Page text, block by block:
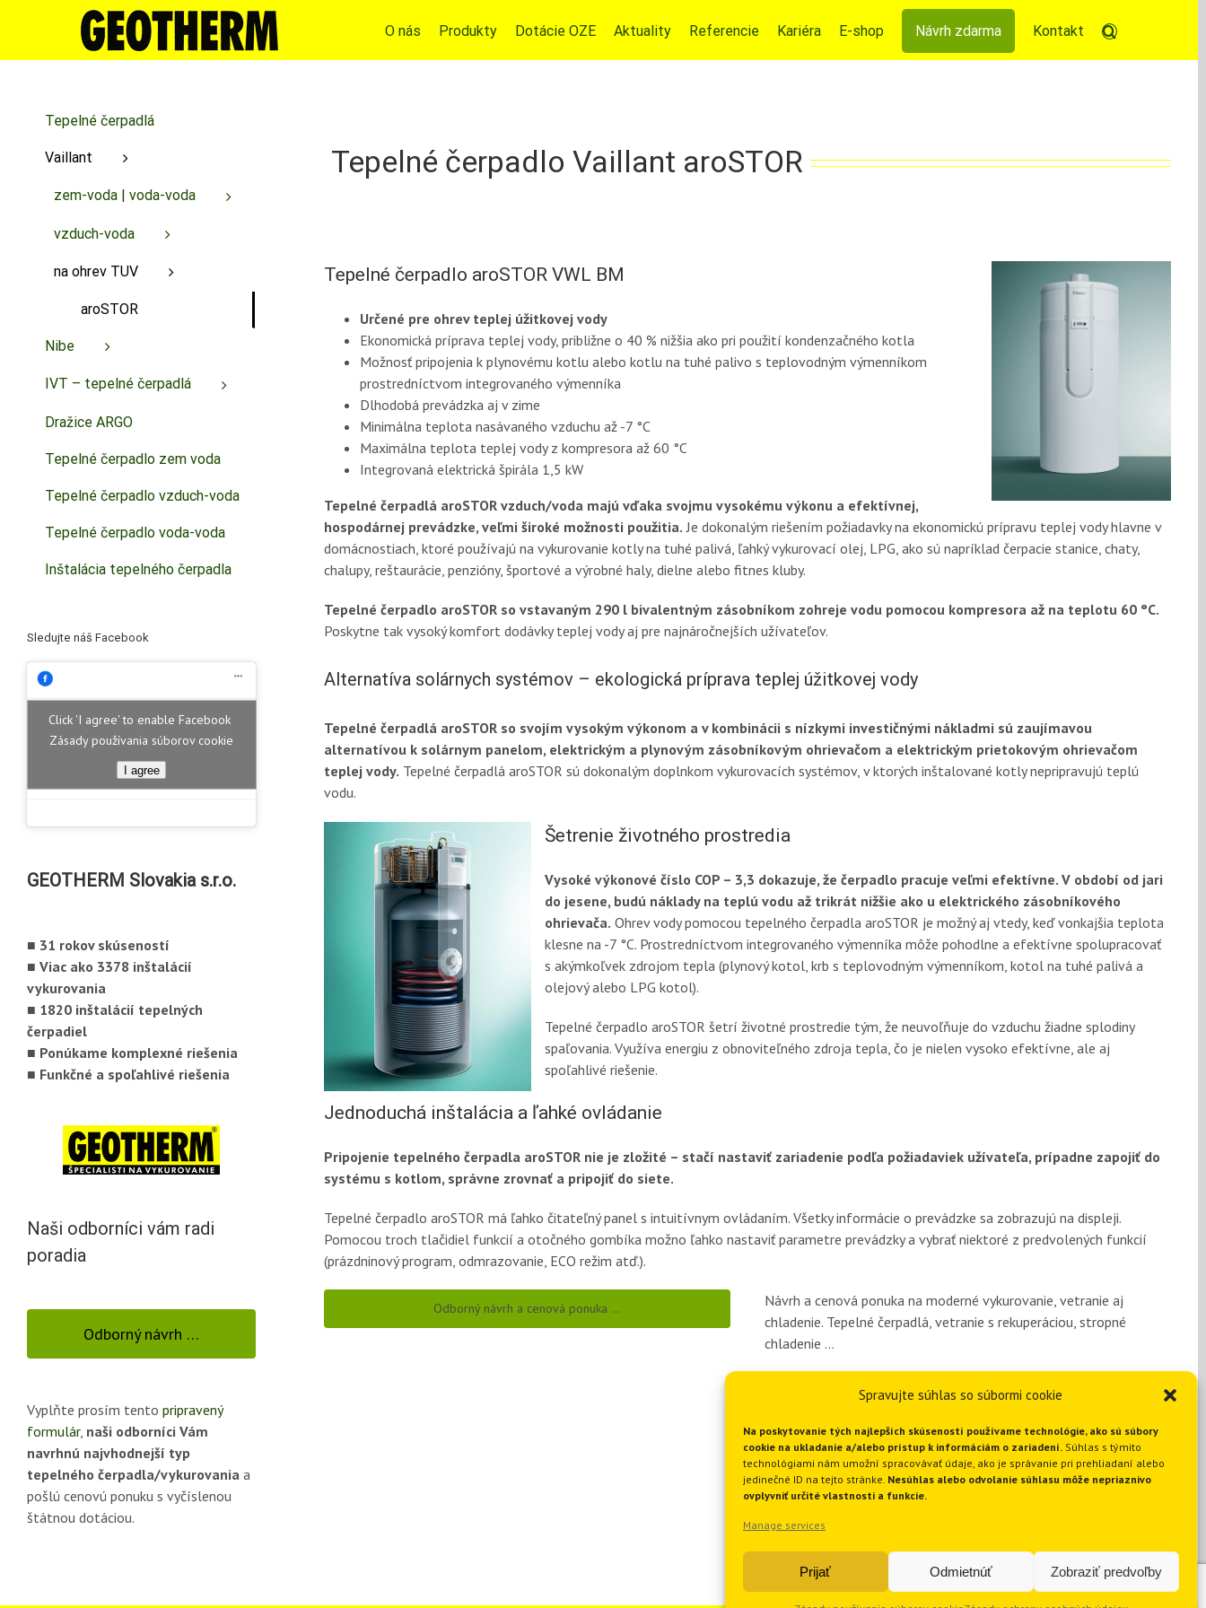
Spravujte súhlas so súbormi cookie
Na poskytovanie tých najlepších skúseností používame technológie, ako sú súbory
cookie na ukladanie a/alebo prístup k informáciám o zariadení. Súhlas s týmito
technológiami nám umožní spracovávať údaje, ako je správanie pri prehliadaní alebo
jedinečné ID na tejto stránke. Nesúhlas alebo odvolanie súhlasu môže nepriaznivo
ovplyvniť určité vlastnosti a funkcie.
Manage services
Prijať Odmietnúť Zobraziť predvoľby
O nás Produkty Dotácie OZE Aktuality Referencie Kariéra E-shop Návrh zdarma Kontakt
Tepelné čerpadlo Vaillant aroSTOR
Tepelné čerpadlo aroSTOR VWL BM
Určené pre ohrev teplej úžitkovej vody
Ekonomická príprava teplej vody, približne o 40 % nižšia ako pri použití kondenzačného kotla
Možnosť pripojenia k plynovému kotlu alebo kotlu na tuhé palivo s teplovodným výmenníkom
prostredníctvom integrovaného výmenníka
Dlhodobá prevádzka aj v zime
Minimálna teplota nasávaného vzduchu až -7 °C
Maximálna teplota teplej vody z kompresora až 60 °C
Integrovaná elektrická špirála 1,5 kW
Tepelné čerpadlá aroSTOR vzduch/voda majú vďaka svojmu vysokému výkonu a efektívnej,
hospodárnej prevádzke, veľmi široké možnosti použitia. Je dokonalým riešením požiadavky na ekonomickú prípravu teplej vody hlavne v
domácnostiach, ktoré používajú na vykurovanie kotly na tuhé palivá, ľahký vykurovací olej, LPG, ako sú napríklad čerpacie stanice, chaty,
chalupy, reštaurácie, penzióny, športové a výrobné haly, dielne alebo fitnes kluby.
Tepelné čerpadlo aroSTOR so vstavaným 290 l bivalentným zásobníkom zohreje vodu pomocou kompresora až na teplotu 60 °C.
Poskytne tak vysoký komfort dodávky teplej vody aj pre najnáročnejších užívateľov.
Alternatíva solárnych systémov – ekologická príprava teplej úžitkovej vody
Tepelné čerpadlá aroSTOR so svojím vysokým výkonom a v kombinácii s nízkymi investičnými nákladmi sú zaujímavou
alternatívou k solárnym panelom, elektrickým a plynovým zásobníkovým ohrievačom a elektrickým prietokovým ohrievačom
teplej vody. Tepelné čerpadlá aroSTOR sú dokonalým doplnkom vykurovacích systémov, v ktorých inštalované kotly nepripravujú teplú
vodu.
Šetrenie životného prostredia
Vysoké výkonové číslo COP – 3,3 dokazuje, že čerpadlo pracuje veľmi efektívne. V období od jari
do jesene, budú náklady na teplú vodu až trikrát nižšie ako u elektrického zásobníkového
ohrievača. Ohrev vody pomocou tepelného čerpadla aroSTOR je možný aj vtedy, keď vonkajšia teplota
klesne na -7 °C. Prostredníctvom integrovaného výmenníka môže pohodlne a efektívne spolupracovať
s akýmkoľvek zdrojom tepla (plynový kotol, krb s teplovodným výmenníkom, kotol na tuhé palivá a
olejový alebo LPG kotol).
Tepelné čerpadlo aroSTOR šetrí životné prostredie tým, že neuvoľňuje do vzduchu žiadne splodiny
spaľovania. Využíva energiu z obnoviteľného zdroja tepla, čo je nielen vysoko efektívne, ale aj
spoľahlivé riešenie.
Jednoduchá inštalácia a ľahké ovládanie
Pripojenie tepelného čerpadla aroSTOR nie je zložité – stačí nastaviť zariadenie podľa požiadaviek užívateľa, prípadne zapojiť do
systému s kotlom, správne zrovnať a pripojiť do siete.
Tepelné čerpadlo aroSTOR má ľahko čitateľný panel s intuitívnym ovládaním. Všetky informácie o prevádzke sa zobrazujú na displeji.
Pomocou troch tlačidiel funkcií a otočného gombíka možno ľahko nastaviť parametre prevádzky a vybrať niektoré z predvolených funkcií
(prázdninový program, odmrazovanie, ECO režim atď.).
Odborný návrh a cenová ponuka …
Návrh a cenová ponuka na moderné vykurovanie, vetranie aj
chladenie. Tepelné čerpadlá, vetranie s rekuperáciou, stropné
chladenie …
Tepelné čerpadlá
Vaillant
zem-voda | voda-voda
vzduch-voda
na ohrev TUV
aroSTOR
Nibe
IVT – tepelné čerpadlá
Dražice ARGO
Tepelné čerpadlo zem voda
Tepelné čerpadlo vzduch-voda
Tepelné čerpadlo voda-voda
Inštalácia tepelného čerpadla
Sledujte náš Facebook
Click 'I agree' to enable Facebook
Zásady používania súborov cookie
I agree
GEOTHERM Slovakia s.r.o.
■ 31 rokov skúseností
■ Viac ako 3378 inštalácií
vykurovania
■ 1820 inštalácií tepelných
čerpadiel
■ Ponúkame komplexné riešenia
■ Funkčné a spoľahlivé riešenia
Naši odborníci vám radi
poradia
Odborný návrh …
Vyplňte prosím tento pripravený
formulár, naši odborníci Vám
navrhnú najvhodnejší typ
tepelného čerpadla/vykurovania a
pošlú cenovú ponuku s vyčíslenou
štátnou dotáciou.